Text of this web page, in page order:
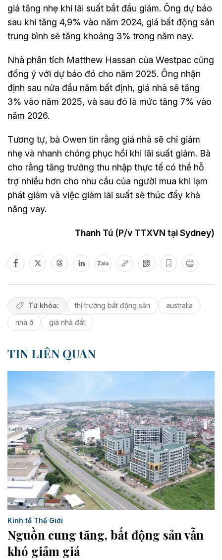
giá tăng nhẹ khi lãi suất bắt đầu giảm. Ông dự báo
sau khi tăng 4,9% vào năm 2024, giá bất động sản
trung bình sẽ tăng khoảng 3% trong năm nay.
Nhà phân tích Matthew Hassan của Westpac cũng
đồng ý với dự báo đó cho năm 2025. Ông nhận
định sau nửa đầu năm bất định, giá nhà sẽ tăng
3% vào năm 2025, và sau đó là mức tăng 7% vào
năm 2026.
Tương tự, bà Owen tin rằng giá nhà sẽ chỉ giảm
nhẹ và nhanh chóng phục hồi khi lãi suất giảm. Bà
cho rằng tăng trưởng thu nhập thực tế có thể hỗ
trợ nhiều hơn cho nhu cầu của người mua khi lạm
phát giảm và việc giảm lãi suất sẽ thúc đẩy khả
năng vay.
Thanh Tú (P/v TTXVN tại Sydney)
Zalo
Từ khóa: thị trường bất động sản
australia
nhà ở
giá nhà đất
TIN LIÊN QUAN
Kinh tế Thế Giới
Nguồn cung tăng, bất động sản vẫn
khó giảm giá